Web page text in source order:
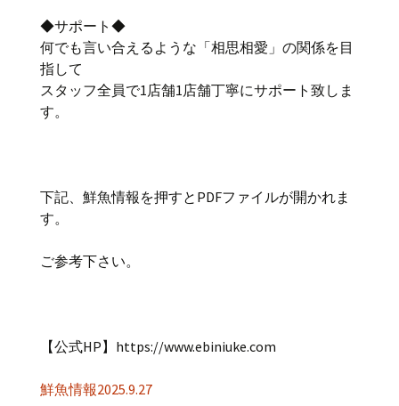
◆サポート◆
何でも言い合えるような「相思相愛」の関係を目
指して
スタッフ全員で1店舗1店舗丁寧にサポート致しま
す。
下記、鮮魚情報を押すとPDFファイルが開かれま
す。
ご参考下さい。
【公式HP】https://www.ebiniuke.com
鮮魚情報2025.9.27